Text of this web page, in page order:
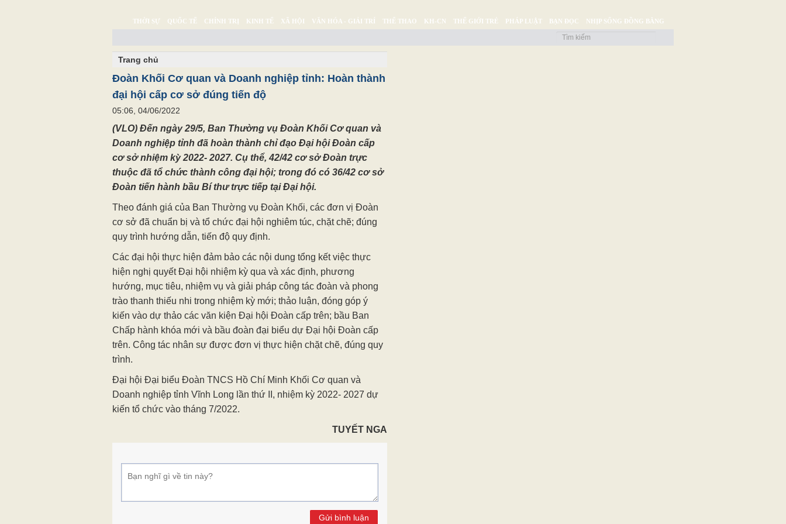
THỜI SỰ QUỐC TẾ CHÍNH TRỊ KINH TẾ XÃ HỘI VĂN HÓA - GIẢI TRÍ THỂ THAO KH-CN THẾ GIỚI TRẺ PHÁP LUẬT BẠN ĐỌC NHỊP SỐNG ĐỒNG BẰNG
Trang chủ
Đoàn Khối Cơ quan và Doanh nghiệp tỉnh: Hoàn thành
đại hội cấp cơ sở đúng tiến độ
05:06, 04/06/2022
(VLO) Đến ngày 29/5, Ban Thường vụ Đoàn Khối Cơ quan và
Doanh nghiệp tỉnh đã hoàn thành chỉ đạo Đại hội Đoàn cấp
cơ sở nhiệm kỳ 2022- 2027. Cụ thể, 42/42 cơ sở Đoàn trực
thuộc đã tổ chức thành công đại hội; trong đó có 36/42 cơ sở
Đoàn tiến hành bầu Bí thư trực tiếp tại Đại hội.
Theo đánh giá của Ban Thường vụ Đoàn Khối, các đơn vị Đoàn
cơ sở đã chuẩn bị và tổ chức đại hội nghiêm túc, chặt chẽ; đúng
quy trình hướng dẫn, tiến độ quy định.
Các đại hội thực hiện đảm bảo các nội dung tổng kết việc thực
hiện nghị quyết Đại hội nhiệm kỳ qua và xác định, phương
hướng, mục tiêu, nhiệm vụ và giải pháp công tác đoàn và phong
trào thanh thiếu nhi trong nhiệm kỳ mới; thảo luận, đóng góp ý
kiến vào dự thảo các văn kiện Đại hội Đoàn cấp trên; bầu Ban
Chấp hành khóa mới và bầu đoàn đại biểu dự Đại hội Đoàn cấp
trên. Công tác nhân sự được đơn vị thực hiện chặt chẽ, đúng quy
trình.
Đại hội Đại biểu Đoàn TNCS Hồ Chí Minh Khối Cơ quan và
Doanh nghiệp tỉnh Vĩnh Long lần thứ II, nhiệm kỳ 2022- 2027 dự
kiến tổ chức vào tháng 7/2022.
TUYẾT NGA
Gửi bình luận